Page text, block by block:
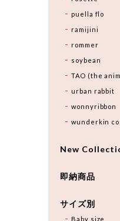
puella flo
ramijini
rommer
soybean
TAO (the
urban rabbit
wonnyribbon
wunderkin co
New
即納商品
サイズ別
Baby size